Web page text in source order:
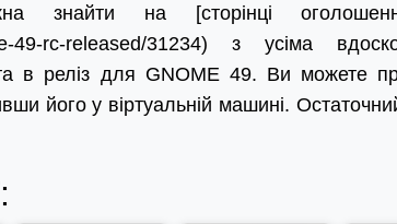
знайти на [сторінці
49-rc-released/31234) з усіма
в реліз для GNOME 49. Ви можете
його у віртуальній машині. Остаточний